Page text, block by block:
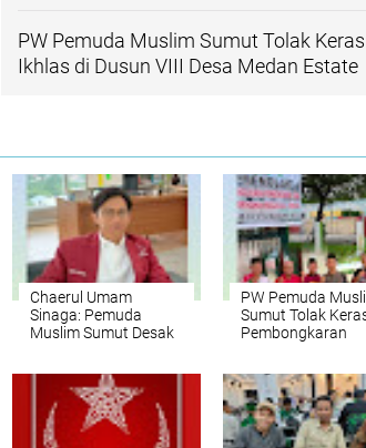
PW Pemuda Muslim Sumut Tolak
Ikhlas di Dusun VIII Desa Medan Estate
Chaerul Umam
Sinaga: Pemuda
Muslim Sumut Desak
Nama Baik Daerah
PW Pemuda
Sumut Tolak
Pembongkaran
Medan Estate